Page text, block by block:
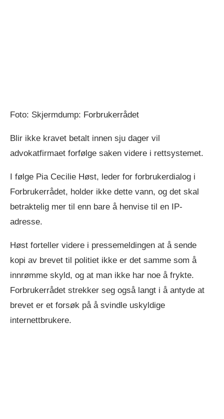
Foto: Skjermdump: Forbrukerrådet
Blir ikke kravet betalt innen sju dager vil
advokatfirmaet forfølge saken videre i rettsystemet.
I følge Pia Cecilie Høst, leder for forbrukerdialog i
Forbrukerrådet, holder ikke dette vann, og det skal
betraktelig mer til enn bare å henvise til en IP-
adresse.
Høst forteller videre i pressemeldingen at å sende
kopi av brevet til politiet ikke er det samme som å
innrømme skyld, og at man ikke har noe å frykte.
Forbrukerrådet strekker seg også langt i å antyde at
brevet er et forsøk på å svindle uskyldige
internettbrukere.